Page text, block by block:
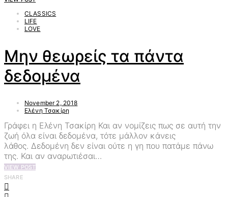
CLASSICS
LIFE
LOVE
Μην θεωρείς τα πάντα
δεδομένα
November 2, 2018
Ελένη Τσακίρη
Γράφει η Ελένη Τσακίρη Και αν νομίζεις πως σε αυτή την
ζωή όλα είναι δεδομένα, τότε μάλλον κάνεις
λάθος. Δεδομένη δεν είναι ούτε η γη που πατάμε πάνω
της. Και αν αναρωτιέσαι…
VIEW POST
SHARE